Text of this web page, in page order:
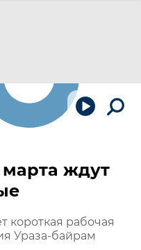
ждут
короткая рабочая
Ураза-байрам